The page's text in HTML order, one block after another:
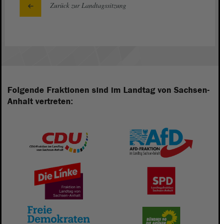
Zurück zur Landtagssitzung
Folgende Fraktionen sind im Landtag von Sachsen-
Anhalt vertreten: